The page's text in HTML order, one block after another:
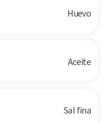
Huevo
Aceite
Sal fina